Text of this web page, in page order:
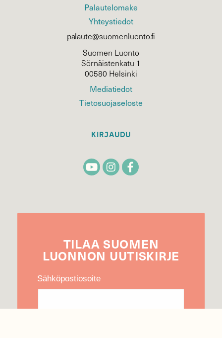
Palautelomake
Yhteystiedot
palaute@suomenluonto.fi
Suomen Luonto
Sörnäistenkatu 1
00580 Helsinki
Mediatiedot
Tietosuojaseloste
KIRJAUDU
TILAA SUOMEN
LUONNON UUTIS­KIRJE
Sähköpostiosoite